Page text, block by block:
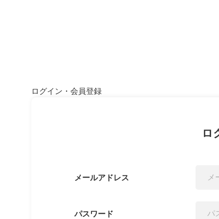
ログイン・会員登録
ロ
メールアドレス
パスワード